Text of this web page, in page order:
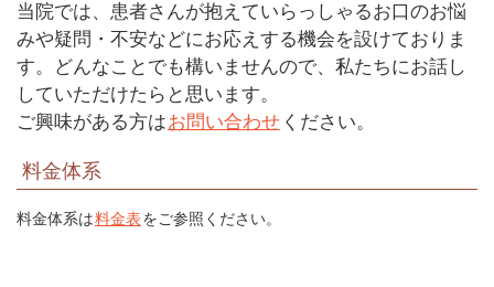
当院では、患者さんが抱えていらっしゃるお口のお悩
みや疑問・不安などにお応えする機会を設けておりま
す。どんなことでも構いませんので、私たちにお話し
していただけたらと思います。
ご興味がある方はお問い合わせ ください。
料金体系
料金体系は料金表をご参照ください。